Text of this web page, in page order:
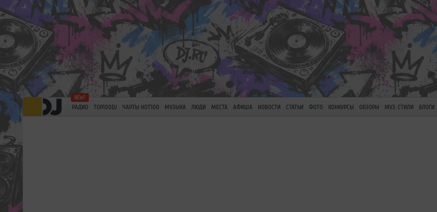
РАДИО TOP100DJ ЧАРТЫ HOT100 МУЗЫКА ЛЮДИ МЕСТА АФИША НОВОСТИ СТАТЬИ ФОТО КОНКУРСЫ ОБЗОРЫ МУЗ. СТИЛИ БЛОГИ